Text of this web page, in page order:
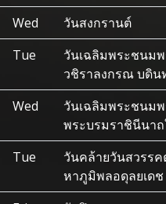
Wed
วันสงกรานต์
Tue
วันเฉลิมพระชนม
วชิราลงกรณ บดิน
Wed
วันเฉลิมพระชนมพ
พระบรมราชินีนา
Tue
วันคล้ายวันสวรร
หาภูมิพลอดุลยเด